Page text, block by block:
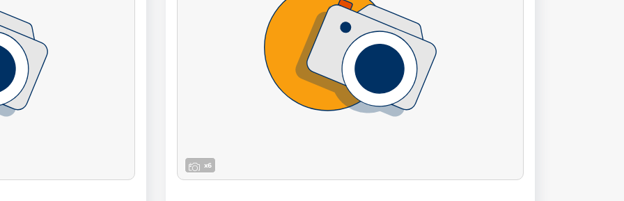
x6